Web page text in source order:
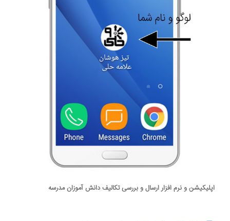
اپلیکیشن و نرم افزار ارسال و بررسی تکالیف دانش آموزان مدرسه